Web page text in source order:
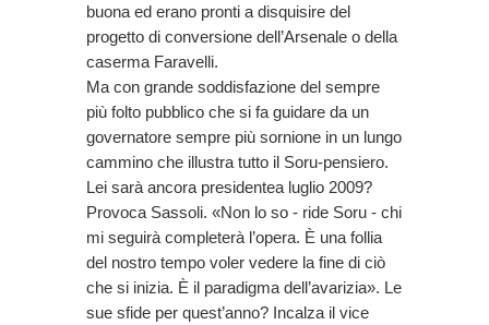
buona ed erano pronti a disquisire del
progetto di conversione dell’Arsenale o della
caserma Faravelli.
Ma con grande soddisfazione del sempre
più folto pubblico che si fa guidare da un
governatore sempre più sornione in un lungo
cammino che illustra tutto il Soru-pensiero.
Lei sarà ancora presidentea luglio 2009?
Provoca Sassoli. «Non lo so - ride Soru - chi
mi seguirà completerà l’opera. È una follia
del nostro tempo voler vedere la fine di ciò
che si inizia. È il paradigma dell’avarizia». Le
sue sfide per quest’anno? Incalza il vice